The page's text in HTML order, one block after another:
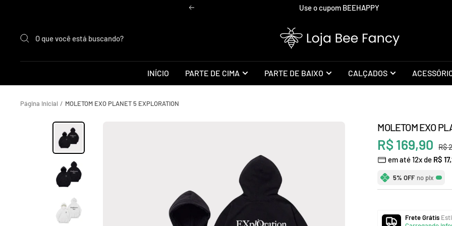
conteúdo
Anterior Use o cupom BEEHAPPY
Loja
Bee
INÍCIO PARTE DE CIMA PARTE DE BAIXO CALÇADOS
Página Inicial MOLETOM EXO PLANET 5 EXPLORATION
MOLETOM EXO
Preço
promocional
R$ 169,90 R$
em até 12x de R$
5% OFF no pix
Frete Grátis